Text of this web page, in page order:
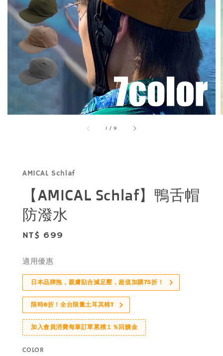
1 /9
AMICAL Schlaf
【AMICAL Schlaf】鴨舌帽
防潑水
Regular
NT$ 699
適用優惠
日本品牌拖，親膚貼合減足壓，超值加購75折！
限時8折！全台限量土耳其棉T
加入會員消費每筆訂單累積１％回饋金
COLOR